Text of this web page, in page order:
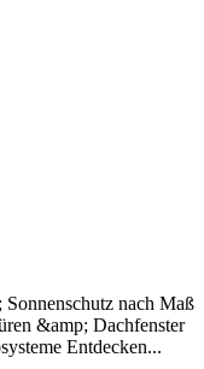
nach Maß
&amp; Dachfenster
Entdecken...